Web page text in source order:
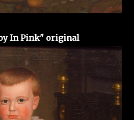
In Pink" original